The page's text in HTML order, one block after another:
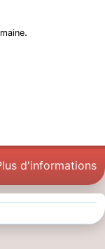
.
d'informations